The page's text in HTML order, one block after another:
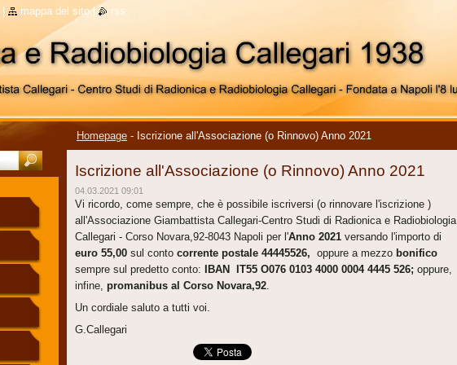
Homepage - Iscrizione all'Associazione (o Rinnovo) Anno 2021
Iscrizione all'Associazione (o Rinnovo) Anno 2021
04.03.2021 09:01
Vi ricordo, come sempre, che è possibile iscriversi (o rinnovare l'iscrizione )
all'Associazione Giambattista Callegari-Centro Studi di Radionica e Radiobiologia
Callegari - Corso Novara,92-8043 Napoli per l'Anno 2021 versando l'importo di
euro 55,00 sul conto corrente postale 44445526, oppure a mezzo bonifico
sempre sul predetto conto:
IBAN IT55 O076 0103 4000 0004 4445 526; oppure,
infine, promanibus al Corso Novara,92.
Un cordiale saluto a tutti voi.
G.Callegari
mappa del sito | rss